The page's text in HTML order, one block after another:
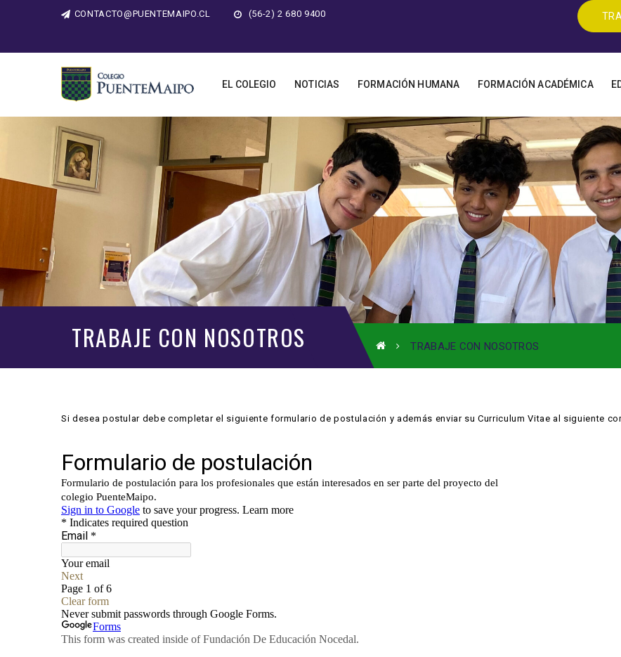
CONTACTO@PUENTEMAIPO.CL (56-2) 2 680 9400
EL COLEGIO NOTICIAS FORMACIÓN HUMANA FORMACIÓN ACADÉMICA
TRABAJE CON NOSOTROS TRABAJE CON NOSOTROS
Si desea postular debe completar el siguiente formulario de postulación y además enviar su Curriculum Vitae al siguiente